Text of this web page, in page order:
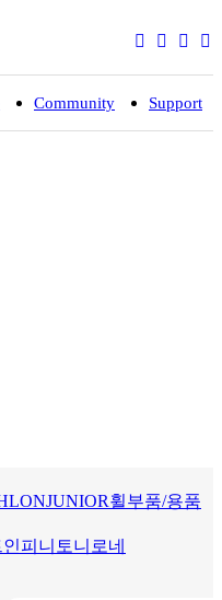
Community Support
JUNIOR휠부품/용품
인피니토니로네